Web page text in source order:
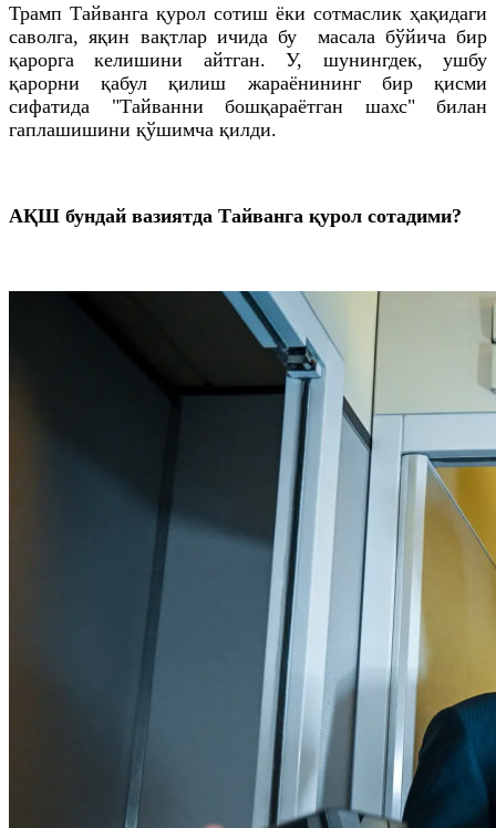
Трамп Тайванга қурол сотиш ёки сотмаслик ҳақидаги
саволга, яқин вақтлар ичида бу
масала бўйича бир
қарорга келишини айтган. У, шунингдек, ушбу
қарорни қабул қилиш жараёнининг бир қисми
сифатида "Тайванни бошқараётган шахс" билан
гаплашишини қўшимча қилди.
АҚШ бундай вазиятда Тайванга қурол сотадими?